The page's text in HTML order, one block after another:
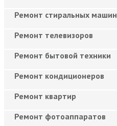
Ремонт стиральных машин
Ремонт телевизоров
Ремонт бытовой техники
Ремонт кондиционеров
Ремонт квартир
Ремонт фотоаппаратов